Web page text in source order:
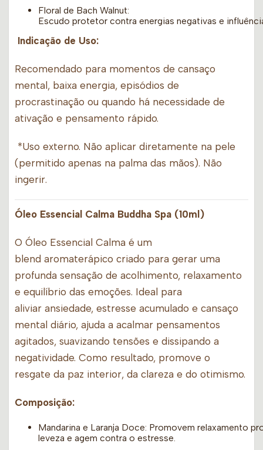
Floral de Bach Walnut:
Escudo protetor contra energias negativas e
Indicação de Uso:
Recomendado para momentos de cansaço
mental, baixa energia, episódios de
procrastinação ou quando há necessidade de
ativação e pensamento rápido.
*Uso externo. Não aplicar diretamente na pele
(permitido apenas na palma das mãos). Não
ingerir.
Óleo Essencial Calma Buddha Spa (10ml)
O Óleo Essencial Calma é um
blend aromaterápico criado para gerar uma
profunda sensação de acolhimento, relaxamento
e equilíbrio das emoções. Ideal para
aliviar ansiedade, estresse acumulado e cansaço
mental diário, ajuda a acalmar pensamentos
agitados, suavizando tensões e dissipando a
negatividade. Como resultado, promove o
resgate da paz interior, da clareza e do otimismo.
Composição:
Mandarina e Laranja Doce: Promovem relaxamento
leveza e agem contra o estresse.